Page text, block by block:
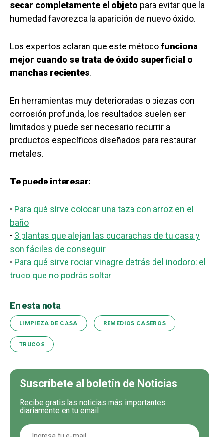
secar completamente el objeto para evitar que la
humedad favorezca la aparición de nuevo óxido.
Los expertos aclaran que este métodofunciona
mejor cuando se trata de óxido superficial o
manchas recientes.
En herramientas muy deterioradas o piezas con
corrosión profunda, los resultados suelen ser
limitados y puede ser necesario recurrir a
productos específicos diseñados para restaurar
metales.
Te puede interesar:
· Para qué sirve colocar una taza con arroz en el
baño
· 3 plantas que alejan las cucarachas de tu casa y
son fáciles de conseguir
· Para qué sirve rociar vinagre detrás del inodoro: el
truco que no podrás soltar
En esta nota
LIMPIEZA DE CASA REMEDIOS CASEROS
TRUCOS
Suscríbete al boletín de Noticias
Recibe gratis las noticias más importantes
diariamente en tu email